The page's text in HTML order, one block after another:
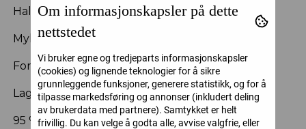
Halvt dekkende (50 denier)
Myk og behagelig linning
Forsterkede tær og flate sømmer
Laget av resirkulert garn
95 % polyamid, 5 % elastan
Om informasjonskapsler på dette
nettstedet
Vi bruker egne og tredjeparts informasjonskapsler
(cookies) og lignende teknologier for å sikre
grunnleggende funksjoner, generere statistikk, og for å
tilpasse markedsføring og annonser (inkludert deling
av brukerdata med partnere). Samtykket er helt
frivillig. Du kan velge å godta alle, avvise valgfrie, eller